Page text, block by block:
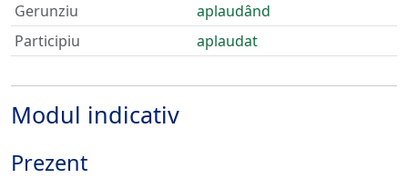
Gerunziu
aplaudând
Participiu
aplaudat
Modul indicativ
Prezent